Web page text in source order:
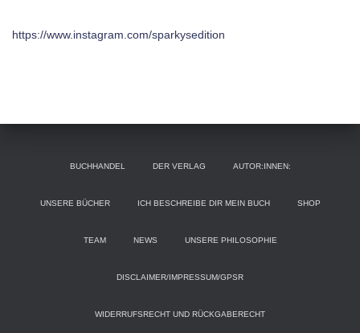
https://www.instagram.com/sparkysedition
BUCHHANDEL DER VERLAG AUTOR:INNEN:
UNSERE BÜCHER ICH BESCHREIBE DIR MEIN BUCH SHOP
TEAM NEWS UNSERE PHILOSOPHIE
DISCLAIMER/IMPRESSUM/GPSR
WIDERRUFSRECHT UND RÜCKGABERECHT